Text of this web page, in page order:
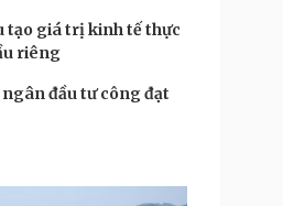
tạo giá trị kinh tế thực
riêng
đầu tư công đạt